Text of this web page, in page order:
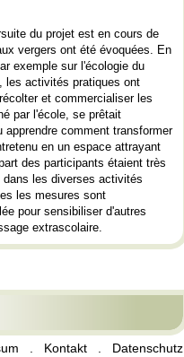
du projet est en cours de
vergers ont été évoquées. En
exemple sur l'écologie du
les activités pratiques ont
et commercialiser les
par l'école, se prêtait
comment transformer
en un espace attrayant
des participants étaient très
les diverses activités
les mesures sont
pour sensibiliser d'autres
extrascolaire.
Kontakt Datenschutz